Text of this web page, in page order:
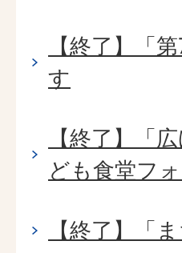
【終了】「
す
【終了】「
ども食堂フ
【終了】「